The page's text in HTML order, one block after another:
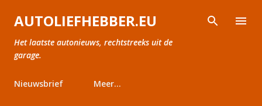
Doorgaan naar hoofdcontent
AUTOLIEFHEBBER.EU
Het laatste autonieuws, rechtstreeks uit de
garage.
Nieuwsbrief Meer…